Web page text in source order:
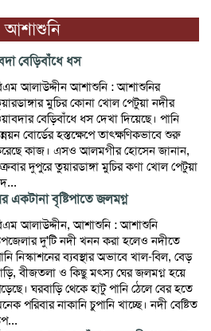
আশাশুনি
বেড়িবাঁধে ধস
আলাউদ্দীন আশাশুনি : আশাশুনির
মুচির কোনা খোল পেটুয়া নদীর
বেড়িবাঁধে ধস দেখা দিয়েছে। পানি
বোর্ডের হস্তক্ষেপে তাৎক্ষণিকভাবে শুরু
কাজ। এসও আলমগীর হোসেন জানান,
দুপুরে তুয়ারডাঙ্গা মুচির কণা খোল পেটুয়া
বৃষ্টিপাতে জলমগ্ন
আলাউদ্দীন, আশাশুনি : আশাশুনি
দু'টি নদী খনন করা হলেও নদীতে
নিস্কাশনের ব্যবস্থার অভাবে খাল-বিল, বেড়
বীজতলা ও কিছু মৎস্য ঘের জলমগ্ন হয়ে
ঘরবাড়ি থেকে হাটু পানি ঠেলে বের হতে
পরিবার নাকানি চুপানি খাচ্ছে। নদী বেষ্টিত